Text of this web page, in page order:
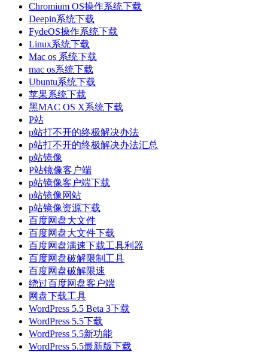
Chromium OS操作系统下载
Deepin系统下载
FydeOS操作系统下载
Linux系统下载
Mac os 系统下载
mac os系统下载
Ubuntu系统下载
苹果系统下载
黑MAC OS X系统下载
P站
p站打不开的终极解决办法
p站打不开的终极解决办法汇总
p站镜像
P站镜像客户端
p站镜像客户端下载
p站镜像网站
p站镜像资源下载
百度网盘大文件
百度网盘大文件下载
百度网盘满速下载工具利器
百度网盘破解限制工具
百度网盘破解限速
绕过百度网盘客户端
网盘下载工具
WordPress 5.5 Beta 3下载
WordPress 5.5下载
WordPress 5.5新功能
WordPress 5.5最新版下载